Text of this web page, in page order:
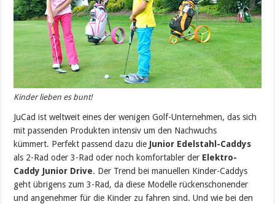
Kinder lieben es bunt!
JuCad ist weltweit eines der wenigen Golf-Unternehmen, das sich
mit passenden Produkten intensiv um den Nachwuchs
kümmert. Perfekt passend dazu die Junior Edelstahl-Caddys
als 2-Rad oder 3-Rad oder noch komfortabler der Elektro-
Caddy Junior Drive. Der Trend bei manuellen Kinder-Caddys
geht übrigens zum 3-Rad, da diese Modelle rückenschonender
und angenehmer für die Kinder zu fahren sind. Und wie bei den